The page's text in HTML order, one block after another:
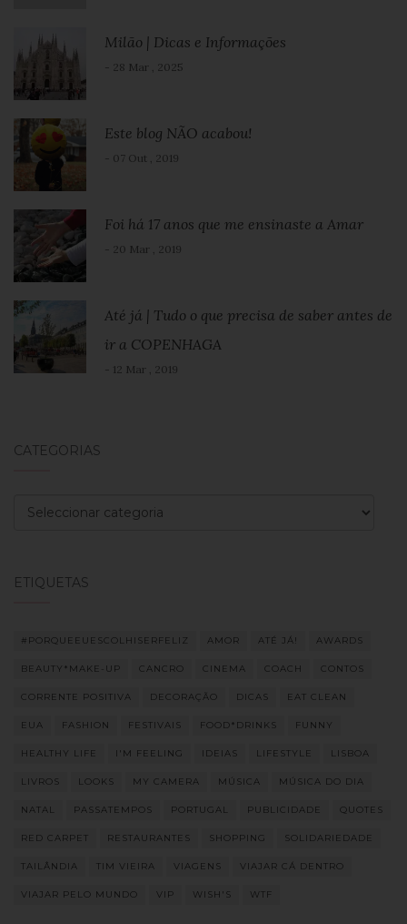
Milão | Dicas e Informações
- 28 Mar , 2025
Este blog NÃO acabou!
- 07 Out , 2019
Foi há 17 anos que me ensinaste a Amar
- 20 Mar , 2019
Até já | Tudo o que precisa de saber antes de
ir a COPENHAGA
- 12 Mar , 2019
CATEGORIAS
Categorias
ETIQUETAS
#PORQUEEUESCOLHISERFELIZ AMOR ATÉ JÁ! AWARDS
BEAUTY*MAKE-UP CANCRO CINEMA COACH CONTOS
CORRENTE POSITIVA DECORAÇÃO DICAS EAT CLEAN
EUA FASHION FESTIVAIS FOOD*DRINKS FUNNY
HEALTHY LIFE I'M FEELING IDEIAS LIFESTYLE LISBOA
LIVROS LOOKS MY CAMERA MÚSICA MÚSICA DO DIA
NATAL PASSATEMPOS PORTUGAL PUBLICIDADE QUOTES
RED CARPET RESTAURANTES SHOPPING SOLIDARIEDADE
TAILÂNDIA TIM VIEIRA VIAGENS VIAJAR CÁ DENTRO
VIAJAR PELO MUNDO VIP WISH'S WTF